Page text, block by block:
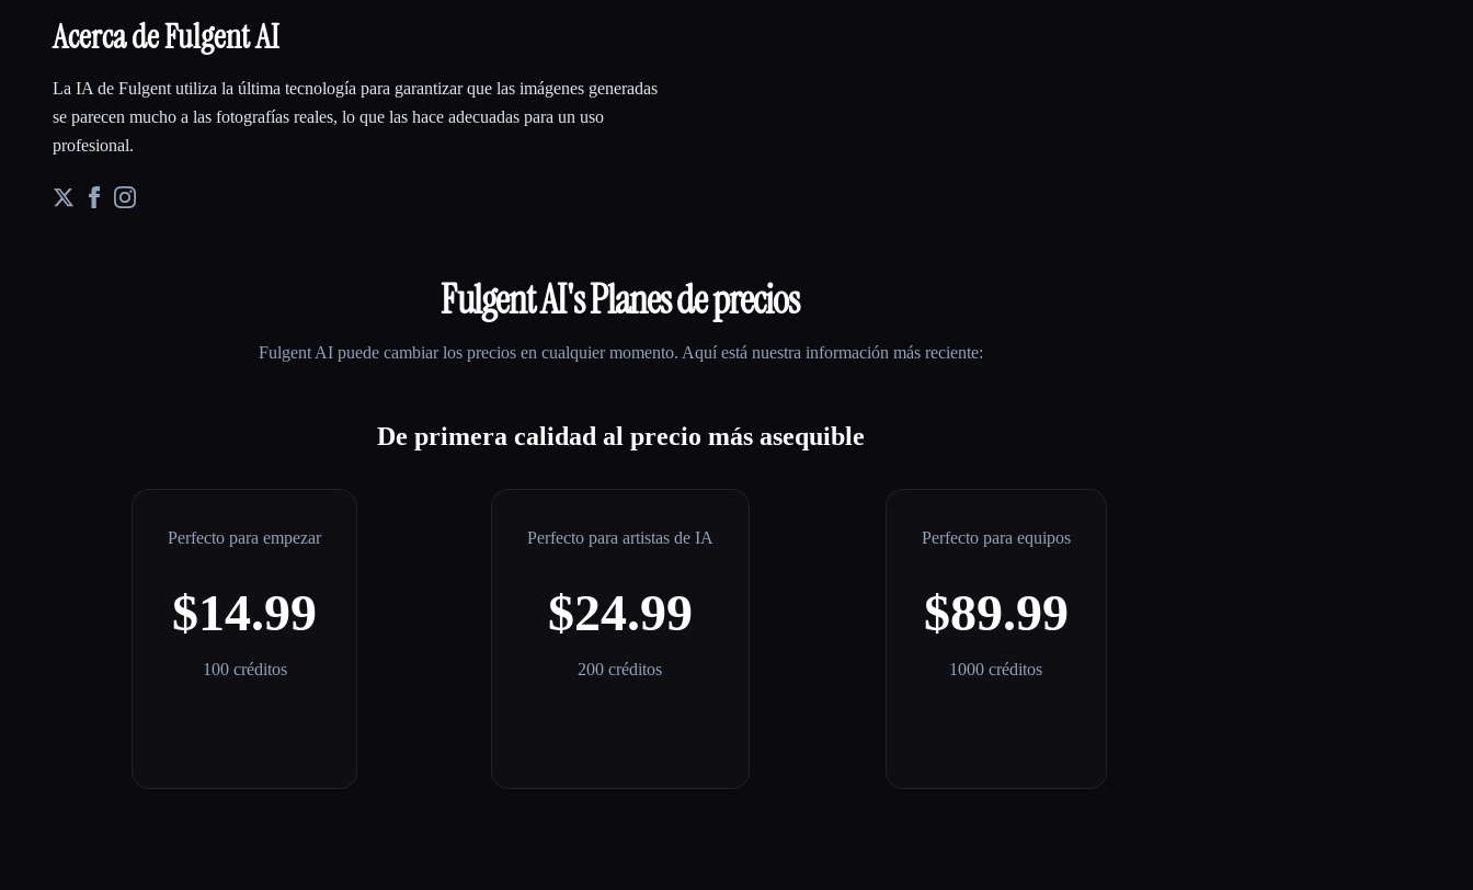
Acerca de Fulgent AI
La IA de Fulgent utiliza la última tecnología para garantizar que las imágenes generadas
se parecen mucho a las fotografías reales, lo que las hace adecuadas para un uso
profesional.
Fulgent AI's Planes de precios
Fulgent AIpuede cambiar los precios en cualquier momento. Aquí está nuestra información más reciente:
De primera calidad al precio más asequible
Perfecto para empezar
$14.99
100 créditos
Perfecto para artistas de IA
$24.99
200 créditos
Perfecto para equipos
$89.99
1000 créditos